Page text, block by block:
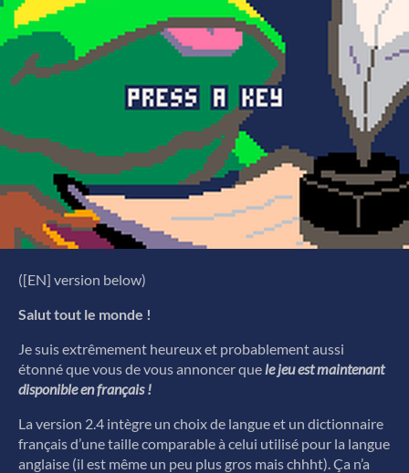
([EN] version below)
Salut tout le monde !
Je suis extrêmement heureux et probablement aussi
étonné que vous de vous annoncer quele jeu est maintenant
disponible en français !
La version 2.4 intègre un choix de langue et un dictionnaire
français d’une taille comparable à celui utilisé pour la langue
anglaise (il est même un peu plus gros mais chhht). Ça n’a